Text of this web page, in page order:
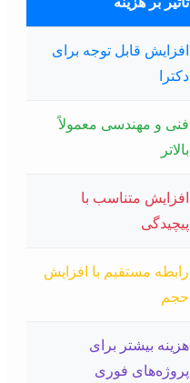
افزایش قابل توجه برای
دکترا
فنی و مهندسی معمولاً
بالاتر
افزایش متناسب با
پیچیدگی
رابطه مستقیم با افزایش
حجم
هزینه بیشتر برای
پروژه‌های فوری